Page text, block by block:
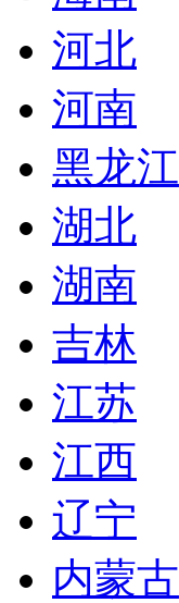
河北
河南
黑龙江
湖北
湖南
吉林
江苏
江西
辽宁
内蒙古